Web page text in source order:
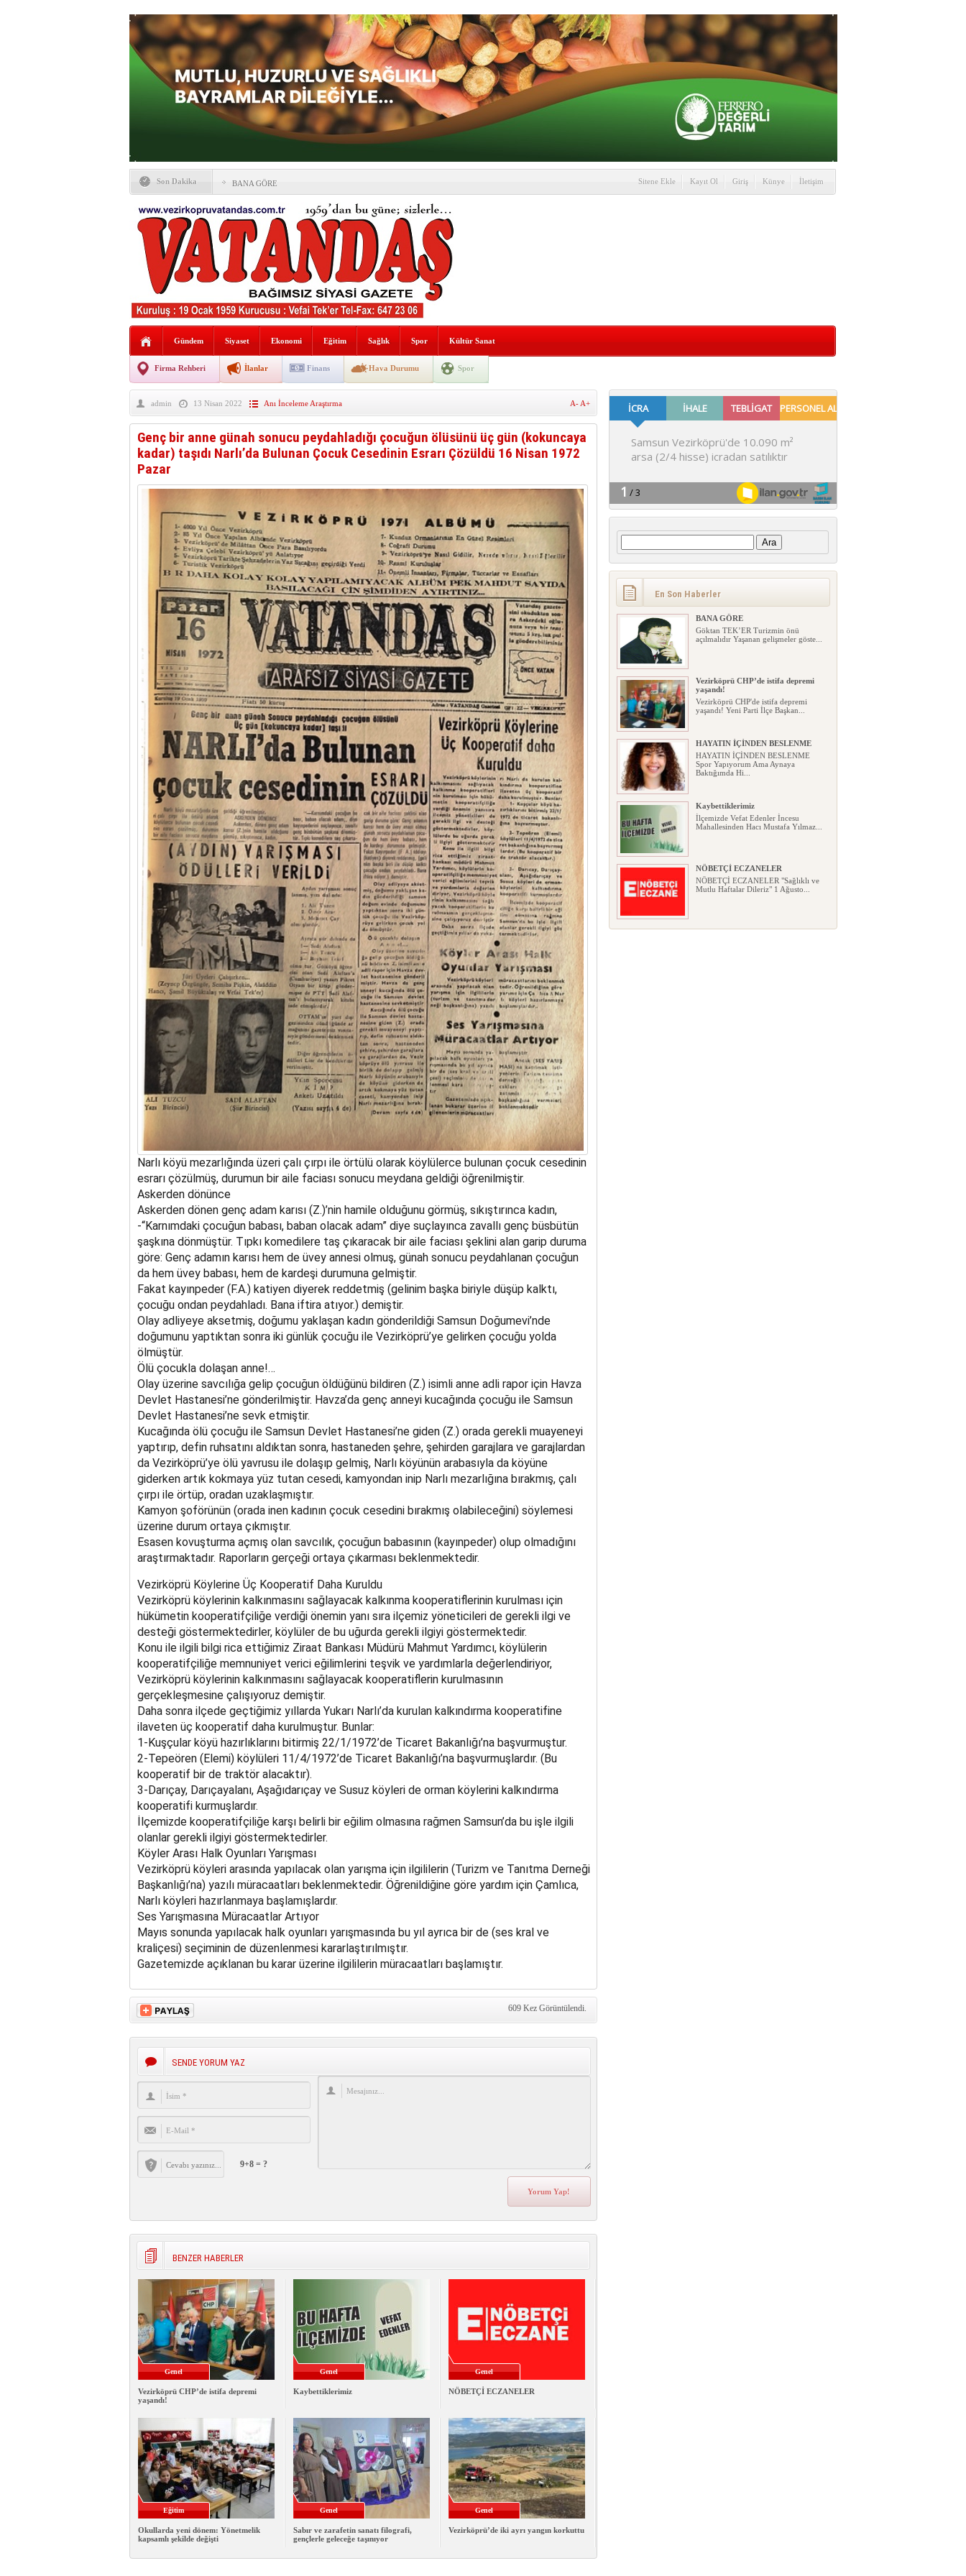
Son Dakika BANA GÖRE
Vezirköprü CHP’de istifa depremi yaşandı!
HAYATIN İÇİNDEN BESLENME
Kaybettiklerimiz
NÖBETÇİ ECZANELER
Okullarda yeni dönem: Yönetmelik kapsamlı şekilde
değişti
taşınıyor
Hafif ticari araç takla attı! 2’si Çocuk 5 Yaralı
“Yaz Seninle Güzel” doğa yürüyüşü
Sitene Ekle Kayıt Ol Giriş Künye İletişim
Gündem Siyaset Ekonomi Eğitim Sağlık Spor Kültür Sanat
Firma Rehberi İlanlar Finans Hava Durumu Spor
admin 13 Nisan 2022 Anı İnceleme Araştırma A- A+
Genç bir anne günah sonucu peydahladığı çocuğun ölüsünü üç gün (kokuncaya
kadar) taşıdı Narlı’da Bulunan Çocuk Cesedinin Esrarı Çözüldü 16 Nisan 1972
Pazar
Narlı köyü mezarlığında üzeri çalı çırpı ile örtülü olarak köylülerce bulunan çocuk cesedinin
esrarı çözülmüş, durumun bir aile faciası sonucu meydana geldiği öğrenilmiştir.
Askerden dönünce
Askerden dönen genç adam karısı (Z.)’nin hamile olduğunu görmüş, sıkıştırınca kadın,
-“Karnımdaki çocuğun babası, baban olacak adam” diye suçlayınca zavallı genç büsbütün
şaşkına dönmüştür. Tıpkı komedilere taş çıkaracak bir aile faciası şeklini alan garip duruma
göre: Genç adamın karısı hem de üvey annesi olmuş, günah sonucu peydahlanan çocuğun
da hem üvey babası, hem de kardeşi durumuna gelmiştir.
Fakat kayınpeder (F.A.) katiyen diyerek reddetmiş (gelinim başka biriyle düşüp kalktı,
çocuğu ondan peydahladı. Bana iftira atıyor.) demiştir.
Olay adliyeye aksetmiş, doğumu yaklaşan kadın gönderildiği Samsun Doğumevi’nde
doğumunu yaptıktan sonra iki günlük çocuğu ile Vezirköprü’ye gelirken çocuğu yolda
ölmüştür.
Ölü çocukla dolaşan anne!…
Olay üzerine savcılığa gelip çocuğun öldüğünü bildiren (Z.) isimli anne adli rapor için Havza
Devlet Hastanesi’ne gönderilmiştir. Havza’da genç anneyi kucağında çocuğu ile Samsun
Devlet Hastanesi’ne sevk etmiştir.
Kucağında ölü çocuğu ile Samsun Devlet Hastanesi’ne giden (Z.) orada gerekli muayeneyi
yaptırıp, defin ruhsatını aldıktan sonra, hastaneden şehre, şehirden garajlara ve garajlardan
da Vezirköprü’ye ölü yavrusu ile dolaşıp gelmiş, Narlı köyünün arabasıyla da köyüne
giderken artık kokmaya yüz tutan cesedi, kamyondan inip Narlı mezarlığına bırakmış, çalı
çırpı ile örtüp, oradan uzaklaşmıştır.
Kamyon şoförünün (orada inen kadının çocuk cesedini bırakmış olabileceğini) söylemesi
üzerine durum ortaya çıkmıştır.
Esasen kovuşturma açmış olan savcılık, çocuğun babasının (kayınpeder) olup olmadığını
araştırmaktadır. Raporların gerçeği ortaya çıkarması beklenmektedir.
Vezirköprü Köylerine Üç Kooperatif Daha Kuruldu
Vezirköprü köylerinin kalkınmasını sağlayacak kalkınma kooperatiflerinin kurulması için
hükümetin kooperatifçiliğe verdiği önemin yanı sıra ilçemiz yöneticileri de gerekli ilgi ve
desteği göstermektedirler, köylüler de bu uğurda gerekli ilgiyi göstermektedir.
Konu ile ilgili bilgi rica ettiğimiz Ziraat Bankası Müdürü Mahmut Yardımcı, köylülerin
kooperatifçiliğe memnuniyet verici eğilimlerini teşvik ve yardımlarla değerlendiriyor,
Vezirköprü köylerinin kalkınmasını sağlayacak kooperatiflerin kurulmasının
gerçekleşmesine çalışıyoruz demiştir.
Daha sonra ilçede geçtiğimiz yıllarda Yukarı Narlı’da kurulan kalkındırma kooperatifine
ilaveten üç kooperatif daha kurulmuştur. Bunlar:
1-Kuşçular köyü hazırlıklarını bitirmiş 22/1/1972’de Ticaret Bakanlığı’na başvurmuştur.
2-Tepeören (Elemi) köylüleri 11/4/1972’de Ticaret Bakanlığı’na başvurmuşlardır. (Bu
kooperatif bir de traktör alacaktır).
3-Darıçay, Darıçayalanı, Aşağıdarıçay ve Susuz köyleri de orman köylerini kalkındırma
kooperatifi kurmuşlardır.
İlçemizde kooperatifçiliğe karşı belirli bir eğilim olmasına rağmen Samsun’da bu işle ilgili
olanlar gerekli ilgiyi göstermektedirler.
Köyler Arası Halk Oyunları Yarışması
Vezirköprü köyleri arasında yapılacak olan yarışma için ilgililerin (Turizm ve Tanıtma Derneği
Başkanlığı’na) yazılı müracaatları beklenmektedir. Öğrenildiğine göre yardım için Çamlıca,
Narlı köyleri hazırlanmaya başlamışlardır.
Ses Yarışmasına Müracaatlar Artıyor
Mayıs sonunda yapılacak halk oyunları yarışmasında bu yıl ayrıca bir de (ses kral ve
kraliçesi) seçiminin de düzenlenmesi kararlaştırılmıştır.
Gazetemizde açıklanan bu karar üzerine ilgililerin müracaatları başlamıştır.
609 Kez Görüntülendi.
SENDE YORUM YAZ
9+8 = ?
BENZER HABERLER
Genel
Vezirköprü CHP’de istifa depremi
yaşandı!
Genel
Kaybettiklerimiz
Genel
NÖBETÇİ ECZANELER
Eğitim
Okullarda yeni dönem: Yönetmelik
kapsamlı şekilde değişti
Genel
Sabır ve zarafetin sanatı filografi,
gençlerle geleceğe taşınıyor
Genel
Vezirköprü’de iki ayrı yangın korkuttu
Arama:
En Son Haberler
BANA GÖRE
Göktan TEK’ER Turizmin önü
açılmalıdır Yaşanan gelişmeler göste...
Vezirköprü CHP’de istifa depremi
yaşandı!
Vezirköprü CHP'de istifa depremi
yaşandı! Yeni Parti İlçe Başkan...
HAYATIN İÇİNDEN BESLENME
HAYATIN İÇİNDEN BESLENME
Spor Yapıyorum Ama Aynaya
Baktığımda Hi...
Kaybettiklerimiz
İlçemizde Vefat Edenler İncesu
Mahallesinden Hacı Mustafa Yılmaz...
NÖBETÇİ ECZANELER
NÖBETÇİ ECZANELER "Sağlıklı ve
Mutlu Haftalar Dileriz" 1 Ağusto...
Okullarda yeni dönem: Yönetmelik